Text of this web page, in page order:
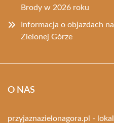
Brody w 2026 roku
Informacja o objazdach
Zielonej Górze
O NAS
przyjaznazielonagora.pl -